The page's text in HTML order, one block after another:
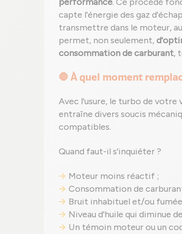
capte l'énergie des gaz
transmettre dans le moteur,
permet, non seulement,
consommation de carburant,
🛑 À quel moment
Avec l'usure, le turbo de votre
entraîne divers soucis
compatibles.
Quand faut-il s'inquiéter ?
Moteur moins réactif ;
Consommation de
Bruit inhabituel et/ou
Niveau d'huile qui diminue
Un témoin moteur ou un